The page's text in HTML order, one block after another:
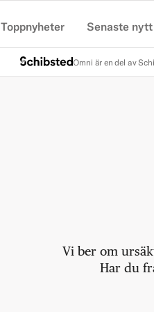
Toppnyheter Senaste nytt
Omni är en del av
Vi ber om
Har du